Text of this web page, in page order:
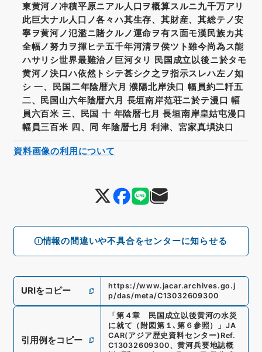
情報の間違いや不具合をセンターに知らせる
東黄河ノ冲積平原ニアル人口ヲ概算スルニ九千万アリ
此巨大ナル人口ノ各々ハ其生存、其財産、其総テノ安
寧ヲ黄河ノ氾濫ニ賭クルノ運命ヲ有ス面モ漢民族カ其
全幅ノ努力ヲ揮ヒテ五千年河清ヲ侯ツト雖今尚為ス能
ハサリシ世界最難治ノ巨河タリ 民国成立以後ニ於タモ
黄河ノ決口ハ依然トシテ甚シク之ヲ指示スレハ左ノ如
シ 一、民国二年陰暦六月 濮陽北岸決口 幅員約二粁五
二、民国山六年陰暦六月 長垣南岸范荘ニ於テ漫口 幅
員六百米 三、民国 十 年陰暦七月 長垣南岸皇姑屯漫口
幅員三百米 四、同 年陰暦七月 利津、宮家真埧決口
URIをコピー
https://www.jacar.archives.go.j
p/das/meta/C13032609300
引用例をコピー
「第４章 民国成立以後黄河の水災
に就て（附図第１､第６参照）
」 JA
CAR(アジア歴史資料センター) Ref.
C13032609300、黄河兵要地誌概
資料画像の利用について